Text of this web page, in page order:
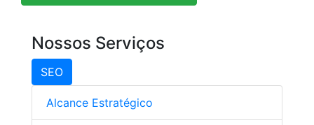
Nossos Serviços
SEO
Alcance Estratégico